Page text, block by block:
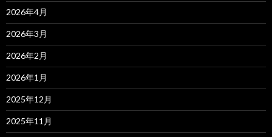
2026年4月
2026年3月
2026年2月
2026年1月
2025年12月
2025年11月